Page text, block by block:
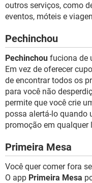
outros serviços, como
eventos, móteis e
Pechinchou
Pechinchou fuciona de
Em vez de oferecer
de encontrar todos os
para você não
permite que você crie
possa alertá-lo quando
promoção em
Primeira Mesa
Você quer comer fora
O app Primeira Mesa